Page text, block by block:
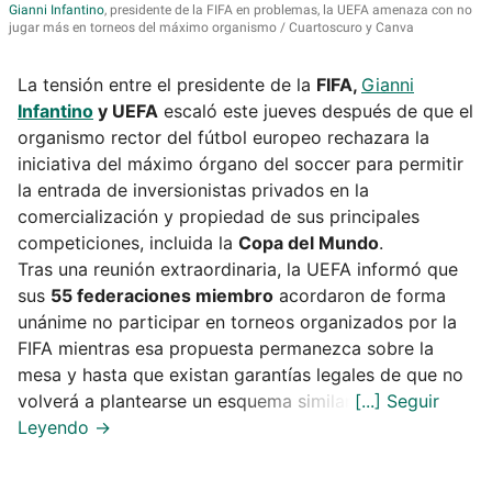
Gianni Infantino, presidente de la FIFA en problemas, la UEFA amenaza con no
jugar más en torneos del máximo organismo
Cuartoscuro y Canva
La tensión entre el presidente de la FIFA, Gianni
Infantino y UEFA escaló este jueves después de que el
organismo rector del fútbol europeo rechazara la
iniciativa del máximo órgano del soccer para permitir
la entrada de inversionistas privados en la
comercialización y propiedad de sus principales
competiciones, incluida la Copa del Mundo.
Tras una reunión extraordinaria, la UEFA informó que
sus 55 federaciones miembro acordaron de forma
unánime no participar en torneos organizados por la
FIFA mientras esa propuesta permanezca sobre la
mesa y hasta que existan garantías legales de que no
volverá a plantearse un esquema similar.